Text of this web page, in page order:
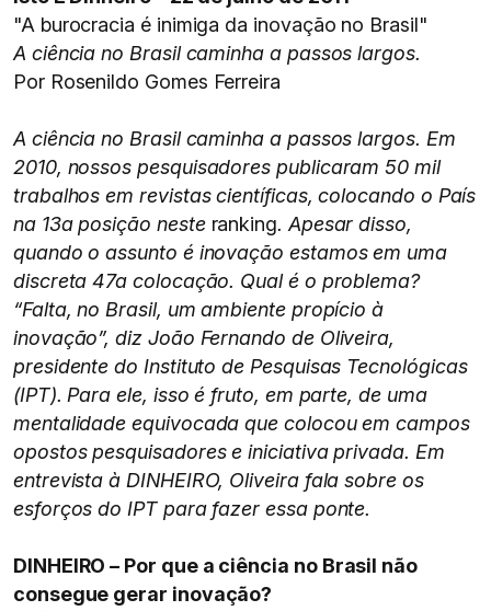
"A burocracia é inimiga da inovação no Brasil"
A ciência no Brasil caminha a passos largos.
Por Rosenildo Gomes Ferreira
A ciência no Brasil caminha a passos largos. Em
2010, nossos pesquisadores publicaram 50 mil
trabalhos em revistas científicas, colocando o País
na 13a posição neste ranking. Apesar disso,
quando o assunto é inovação estamos em uma
discreta 47a colocação. Qual é o problema?
“Falta, no Brasil, um ambiente propício à
inovação”, diz João Fernando de Oliveira,
presidente do Instituto de Pesquisas Tecnológicas
(IPT). Para ele, isso é fruto, em parte, de uma
mentalidade equivocada que colocou em campos
opostos pesquisadores e iniciativa privada. Em
entrevista à DINHEIRO, Oliveira fala sobre os
esforços do IPT para fazer essa ponte.
DINHEIRO – Por que a ciência no Brasil não
consegue gerar inovação?